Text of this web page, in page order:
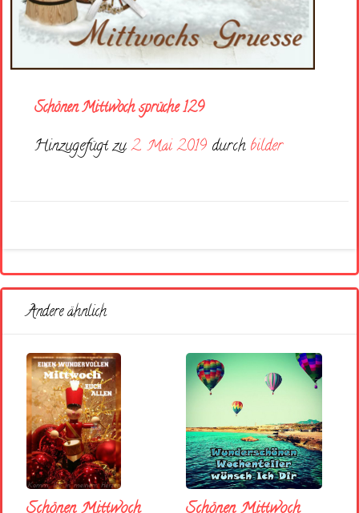
Schönen Mittwoch sprüche 129
Hinzugefügt zu2. Mai 2019 durch bilder
Andere ähnlich